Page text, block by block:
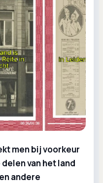
men bij voorkeur
van het land
andere